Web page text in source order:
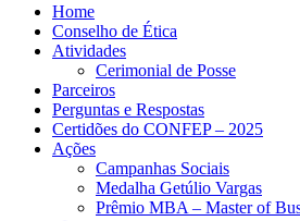
Home
Conselho de Ética
Atividades
Cerimonial de Posse
Parceiros
Perguntas e Respostas
Certidões do CONFEP – 2025
Ações
Campanhas Sociais
Medalha Getúlio Vargas
Prêmio MBA – Master of